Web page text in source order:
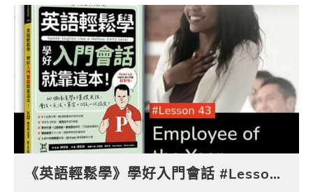
《英語輕鬆學》學好入門會話 #Lesson 43：Employee of the Year 年度最佳員工